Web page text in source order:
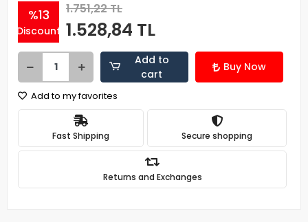
%13
Discount
1.751,22 TL
1.528,84 TL
Add to
cart
Buy Now
Add to my favorites
Fast Shipping Secure shopping
Returns and Exchanges